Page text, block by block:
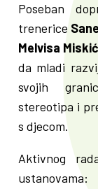
Poseban
trenerice
Melvisa Miskić
da mladi
svojih
stereotipa i
s djecom.
Aktivnog